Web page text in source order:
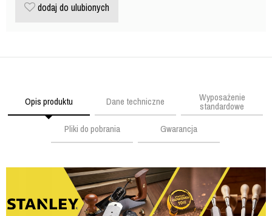
dodaj do ulubionych
Opis produktu Dane techniczne Wyposażenie
standardowe
Pliki do pobrania
Gwarancja